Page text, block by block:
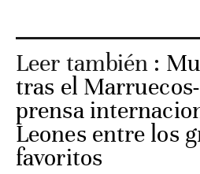
Leer también :
tras el
prensa
Leones entre los
favoritos